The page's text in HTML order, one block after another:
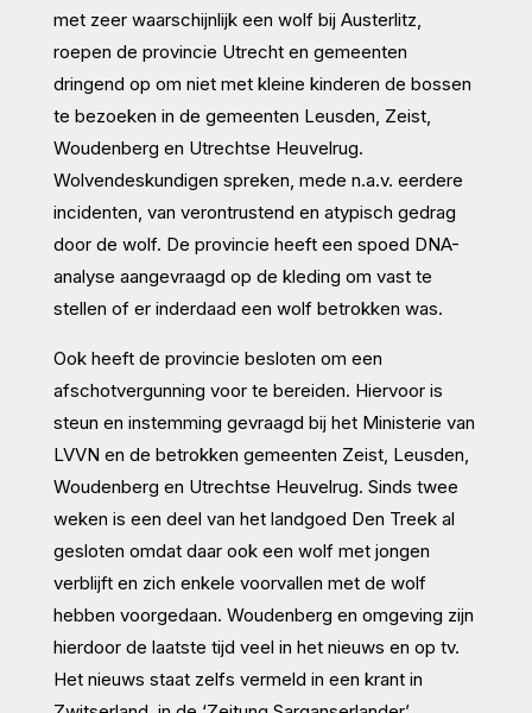
met zeer waarschijnlijk een wolf bij Austerlitz,
roepen de provincie Utrecht en gemeenten
dringend op om niet met kleine kinderen de bossen
te bezoeken in de gemeenten Leusden, Zeist,
Woudenberg en Utrechtse Heuvelrug.
Wolvendeskundigen spreken, mede n.a.v. eerdere
incidenten, van verontrustend en atypisch gedrag
door de wolf. De provincie heeft een spoed DNA-
analyse aangevraagd op de kleding om vast te
stellen of er inderdaad een wolf betrokken was.
Ook heeft de provincie besloten om een
afschotvergunning voor te bereiden. Hiervoor is
steun en instemming gevraagd bij het Ministerie van
LVVN en de betrokken gemeenten Zeist, Leusden,
Woudenberg en Utrechtse Heuvelrug. Sinds twee
weken is een deel van het landgoed Den Treek al
gesloten omdat daar ook een wolf met jongen
verblijft en zich enkele voorvallen met de wolf
hebben voorgedaan. Woudenberg en omgeving zijn
hierdoor de laatste tijd veel in het nieuws en op tv.
Het nieuws staat zelfs vermeld in een krant in